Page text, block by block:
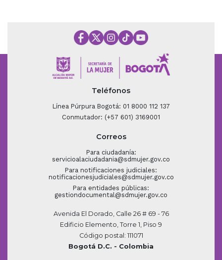
Teléfonos
Línea Púrpura Bogotá: 01 8000 112 137
Conmutador: (+57 601) 3169001
Correos
Para ciudadanía:
servicioalaciudadania@sdmujer.gov.co
Para notificaciones judiciales:
notificacionesjudiciales@sdmujer.gov.co
Para entidades públicas:
gestiondocumental@sdmujer.gov.co
Avenida El Dorado, Calle 26 # 69 - 76
Edificio Elemento, Torre 1, Piso 9
Código postal: 111071
Bogotá D.C. - Colombia